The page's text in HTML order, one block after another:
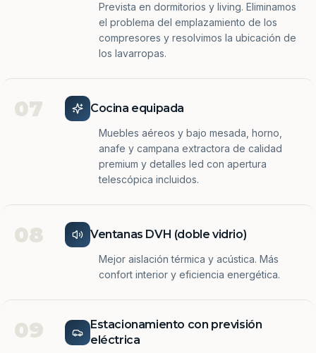
Prevista en dormitorios y living. Eliminamos
el problema del emplazamiento de los
compresores y resolvimos la ubicación de
los lavarropas.
07 Cocina equipada
Muebles aéreos y bajo mesada, horno,
anafe y campana extractora de calidad
premium y detalles led con apertura
telescópica incluidos.
08 Ventanas DVH (doble vidrio)
Mejor aislación térmica y acústica. Más
confort interior y eficiencia energética.
09
Estacionamiento con previsión
eléctrica